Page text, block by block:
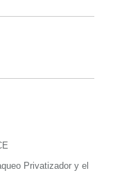
Privatizador y el